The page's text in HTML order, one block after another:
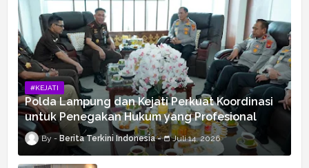
#KEJATI
Polda Lampung dan Kejati Perkuat Koordinasi
untuk Penegakan Hukum yang Profesional
Berita Terkini Indonesia Juli 14, 2026